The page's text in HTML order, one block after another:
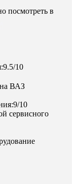
посмотреть в
10
ВАЗ
10
сервисного